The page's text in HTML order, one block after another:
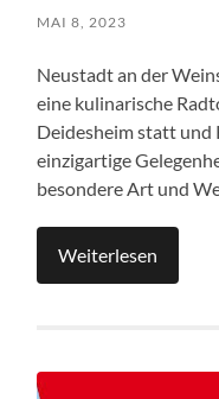
MAI 8, 2023
Neustadt an der
eine kulinarische
Deidesheim statt und
einzigartige
besondere Art und
Weiterlesen